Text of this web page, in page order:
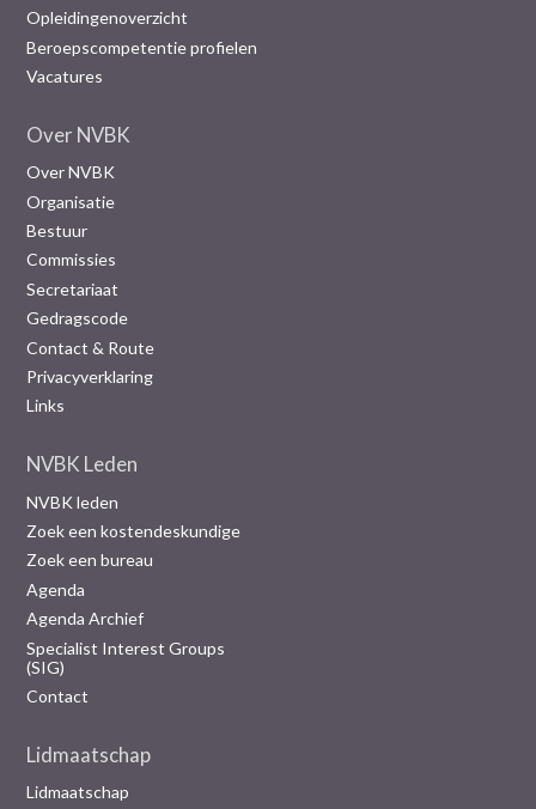
Opleidingenoverzicht
Beroepscompetentie profielen
Vacatures
Over NVBK
Over NVBK
Organisatie
Bestuur
Commissies
Secretariaat
Gedragscode
Contact & Route
Privacyverklaring
Links
NVBK Leden
NVBK leden
Zoek een kostendeskundige
Zoek een bureau
Agenda
Agenda Archief
Specialist Interest Groups
(SIG)
Contact
Lidmaatschap
Lidmaatschap